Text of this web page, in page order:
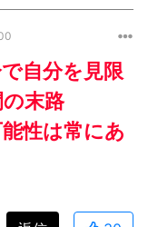
自分を見限
末路
性は常にあ